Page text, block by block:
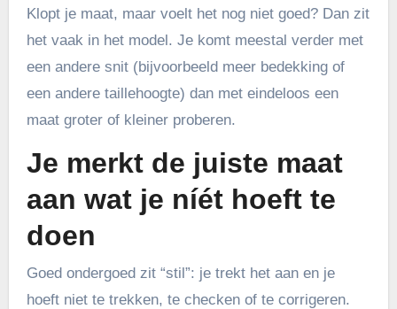
Klopt je maat, maar voelt het nog niet goed? Dan zit
het vaak in het model. Je komt meestal verder met
een andere snit (bijvoorbeeld meer bedekking of
een andere taillehoogte) dan met eindeloos een
maat groter of kleiner proberen.
Je merkt de juiste maat
aan wat je níét hoeft te
doen
Goed ondergoed zit “stil”: je trekt het aan en je
hoeft niet te trekken, te checken of te corrigeren.